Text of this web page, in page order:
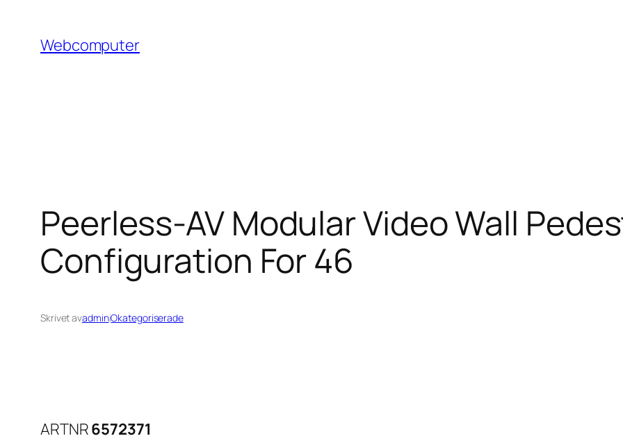
innehåll
Webcomputer
Peerless-AV Modular Video Wall
Configuration For 46
Skrivet avadminiOkategoriserade
ARTNR6572371